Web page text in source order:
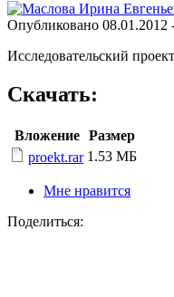
Опубликовано 08.01.2012
Исследовательский
Скачать:
Вложение
Размер
proekt.rar 1.53 МБ
Мне нравится
Поделиться: